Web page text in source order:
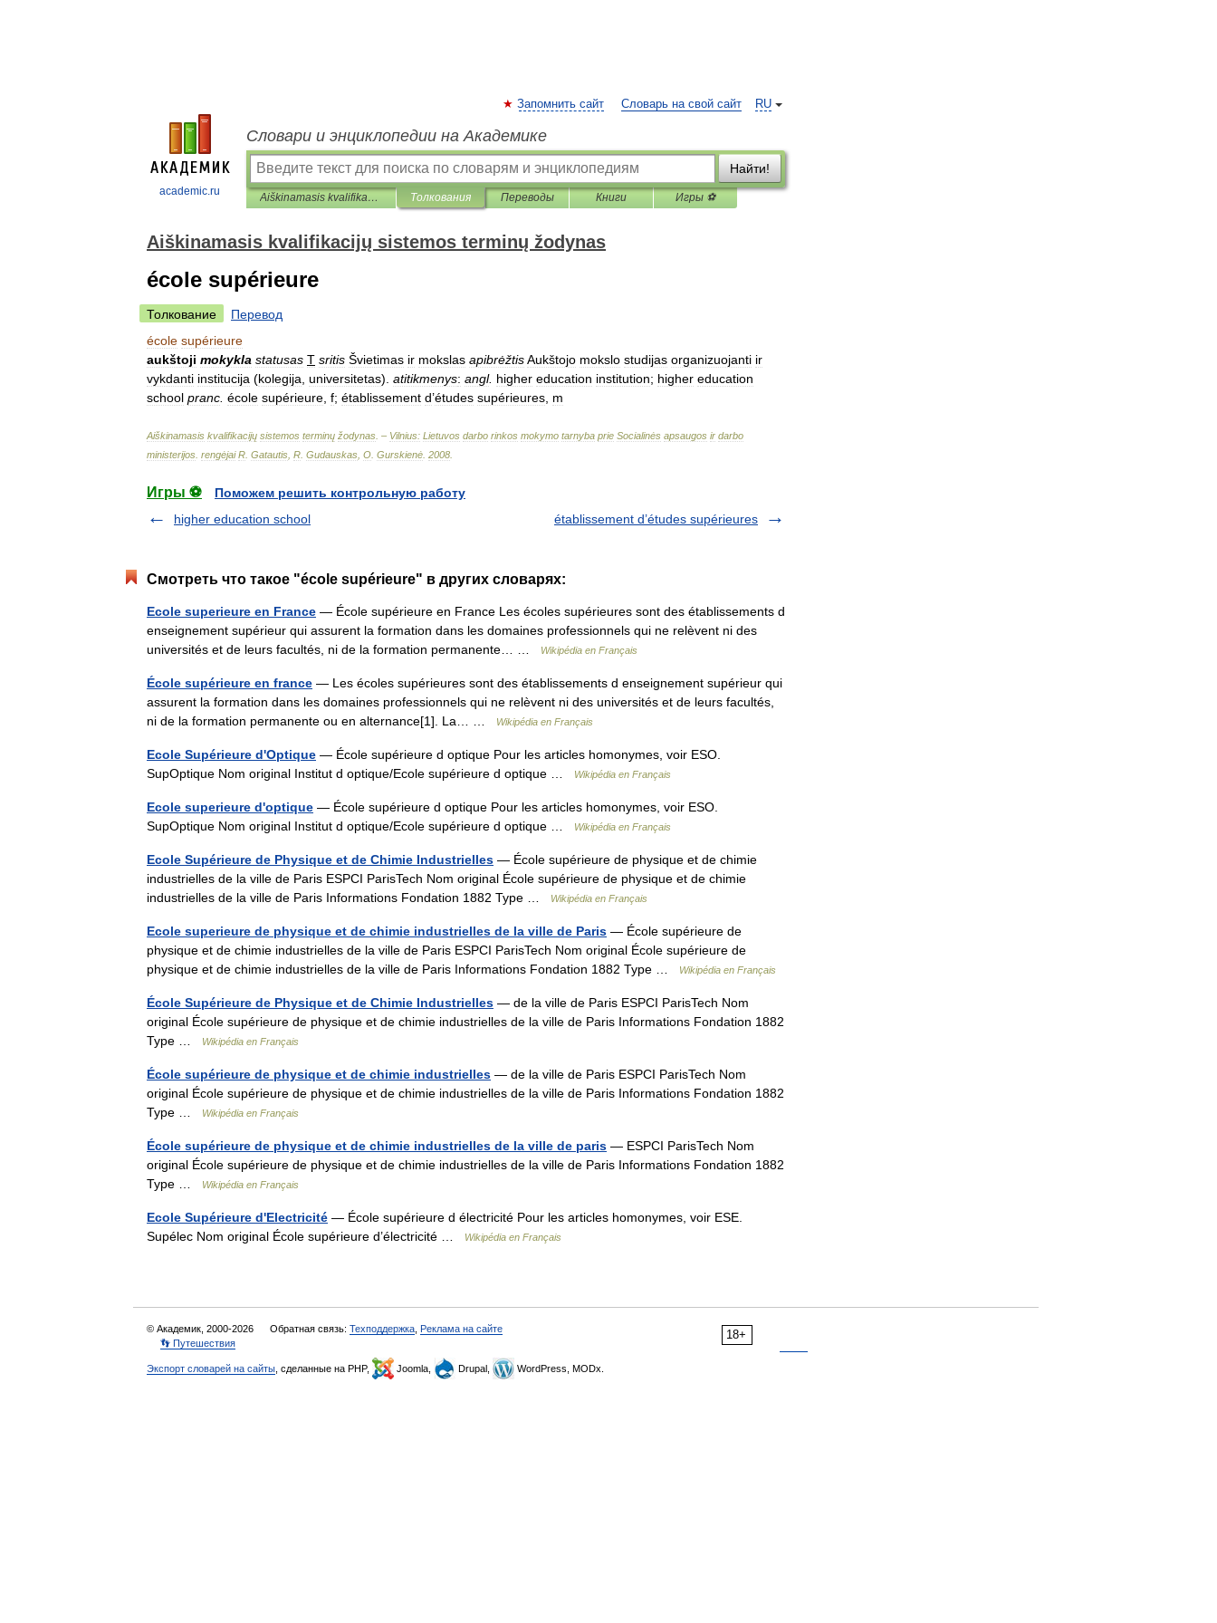
academic.ru
RU
Запомнить сайт Словарь на свой сайт
Словари и энциклопедии на Академике
Найти!
Aiškinamasis kvalifikacijų sistemos terminų žodynas Толкования Переводы Книги Игры ⚽
Aiškinamasis kvalifikacijų sistemos terminų žodynas
école supérieure
Толкование
Перевод
école supérieure
aukštoji mokykla statusas T sritis Švietimas ir mokslas apibrėžtisAukštojo mokslo studijas organizuojanti ir
vykdanti institucija (kolegija universitetas). atitikmenys: angl. higher education institution; higher education
school pranc école supérieure f; établissement d’études supérieures m
Aiškinamasis kvalifikacijų sistemos terminų žodynas . – Vilnius: Lietuvos darbo rinkos mokymo tarnyba prie Socialinės apsaugos ir darbo
ministerijos rengėjai R Gatautis R Gudauskas O Gurskienė 2008
Игры ⚽
Поможем решить контрольную работу
higher education school
établissement d’études supérieures
Смотреть что такое "école supérieure" в других словарях:
Ecole superieure en France — École supérieure en France Les écoles supérieures sont des établissements d
enseignement supérieur qui assurent la formation dans les domaines professionnels qui ne relèvent ni des
universités et de leurs facultés, ni de la formation permanente… …
Wikipédia en Français
École supérieure en france — Les écoles supérieures sont des établissements d enseignement supérieur qui
assurent la formation dans les domaines professionnels qui ne relèvent ni des universités et de leurs facultés,
ni de la formation permanente ou en alternance[1]. La… …
Wikipédia en Français
Ecole Supérieure d'Optique — École supérieure d optique Pour les articles homonymes, voir ESO.
SupOptique Nom original Institut d optique/Ecole supérieure d optique …
Wikipédia en Français
Ecole superieure d'optique — École supérieure d optique Pour les articles homonymes, voir ESO.
SupOptique Nom original Institut d optique/Ecole supérieure d optique …
Wikipédia en Français
Ecole Supérieure de Physique et de Chimie Industrielles — École supérieure de physique et de chimie
industrielles de la ville de Paris ESPCI ParisTech Nom original École supérieure de physique et de chimie
industrielles de la ville de Paris Informations Fondation 1882 Type …
Wikipédia en Français
Ecole superieure de physique et de chimie industrielles de la ville de Paris — École supérieure de
physique et de chimie industrielles de la ville de Paris ESPCI ParisTech Nom original École supérieure de
physique et de chimie industrielles de la ville de Paris Informations Fondation 1882 Type …
Wikipédia en Français
École Supérieure de Physique et de Chimie Industrielles — de la ville de Paris ESPCI ParisTech Nom
original École supérieure de physique et de chimie industrielles de la ville de Paris Informations Fondation 1882
Type …
Wikipédia en Français
École supérieure de physique et de chimie industrielles — de la ville de Paris ESPCI ParisTech Nom
original École supérieure de physique et de chimie industrielles de la ville de Paris Informations Fondation 1882
Type …
Wikipédia en Français
École supérieure de physique et de chimie industrielles de la ville de paris — ESPCI ParisTech Nom
original École supérieure de physique et de chimie industrielles de la ville de Paris Informations Fondation 1882
Type …
Wikipédia en Français
Ecole Supérieure d'Electricité — École supérieure d électricité Pour les articles homonymes, voir ESE.
Supélec Nom original École supérieure d’électricité …
Wikipédia en Français
18+
© Академик, 2000-2026 Обратная связь: Техподдержка Реклама на сайте
👣 Путешествия
Экспорт словарей на сайты , сделанные на PHP, Joomla, Drupal, WordPress, MODx.